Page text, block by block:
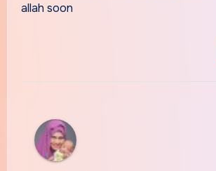
allah soon